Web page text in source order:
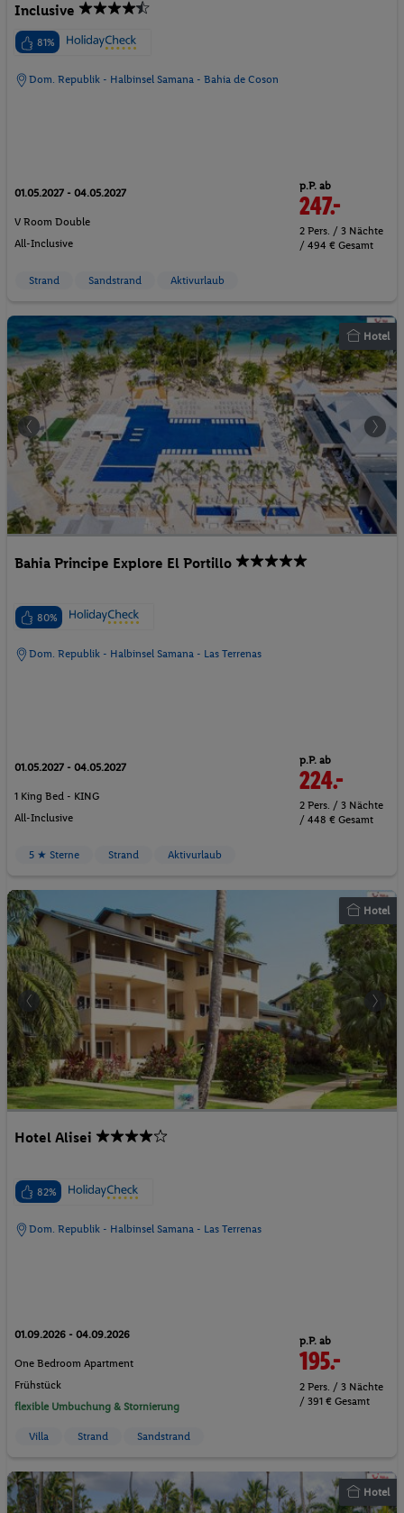
Inclusive
81%
Dom. Republik - Halbinsel Samana - Bahia de Coson
01.05.2027 - 04.05.2027
V Room Double
All-Inclusive
p.P. ab
247.-
2 Pers. / 3 Nächte
/ 494 € Gesamt
Strand Sandstrand Aktivurlaub
Hotel
Bahia Principe Explore El Portillo
80%
Dom. Republik - Halbinsel Samana - Las Terrenas
01.05.2027 - 04.05.2027
1 King Bed - KING
All-Inclusive
p.P. ab
224.-
2 Pers. / 3 Nächte
/ 448 € Gesamt
5 ★ Sterne Strand Aktivurlaub
Hotel
Hotel Alisei
82%
Dom. Republik - Halbinsel Samana - Las Terrenas
01.09.2026 - 04.09.2026
One Bedroom Apartment
Frühstück
flexible Umbuchung & Stornierung
p.P. ab
195.-
2 Pers. / 3 Nächte
/ 391 € Gesamt
Villa Strand Sandstrand
Hotel